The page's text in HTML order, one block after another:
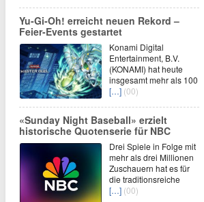
Yu‑Gi‑Oh! erreicht neuen Rekord –
Feier‑Events gestartet
Konami Digital
Entertainment, B.V.
(KONAMI) hat heute
insgesamt mehr als 100
[…] (00)
«Sunday Night Baseball» erzielt
historische Quotenserie für NBC
Drei Spiele in Folge mit
mehr als drei Millionen
Zuschauern hat es für
die traditionsreiche
[…] (00)